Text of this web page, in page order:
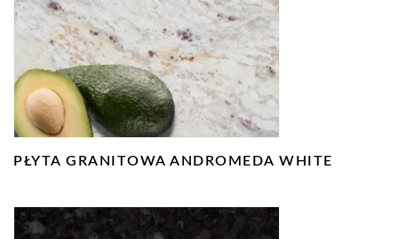
PŁYTA GRANITOWA ANDROMEDA WHITE